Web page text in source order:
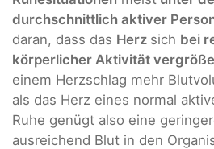
durchschnittlich aktiver
daran, dass das Herz sich bei
körperlicher Aktivität
einem Herzschlag mehr
als das Herz eines normal
Ruhe genügt also eine
ausreichend Blut in den